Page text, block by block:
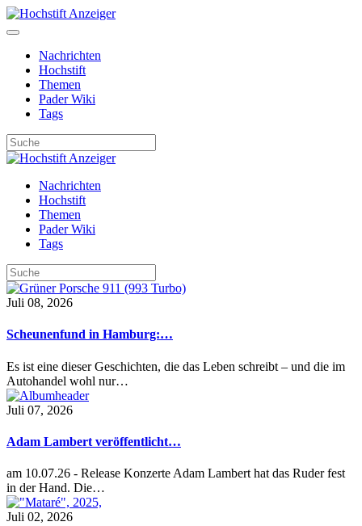
Nachrichten
Hochstift
Themen
Pader Wiki
Tags
Nachrichten
Hochstift
Themen
Pader Wiki
Tags
Juli 08, 2026
Scheunenfund in Hamburg:…
Es ist eine dieser Geschichten, die das Leben schreibt – und die im
Autohandel wohl nur…
Juli 07, 2026
Adam Lambert veröffentlicht…
am 10.07.26 - Release Konzerte Adam Lambert hat das Ruder fest
in der Hand. Die…
Juli 02, 2026